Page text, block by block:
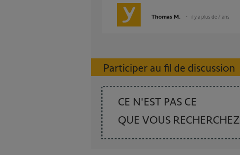
Thomas M. il y a plus de 7 ans
Participer au fil de discussion
CE N'EST PAS CE
QUE VOUS RECHERCHEZ